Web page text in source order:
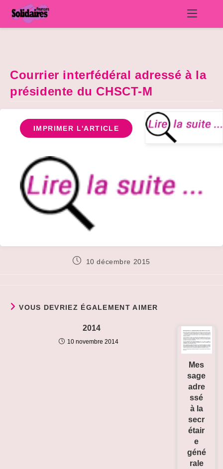
Courrier interfédéral adressé à la
présidente du CHSCT-M
IMPRIMER L'ARTICLE
Publication
10 décembre 2015
VOUS DEVRIEZ ÉGALEMENT AIMER
Mes
sage
adre
ssé
à la
secr
étair
e
géné
rale
2014
10 novembre 2014